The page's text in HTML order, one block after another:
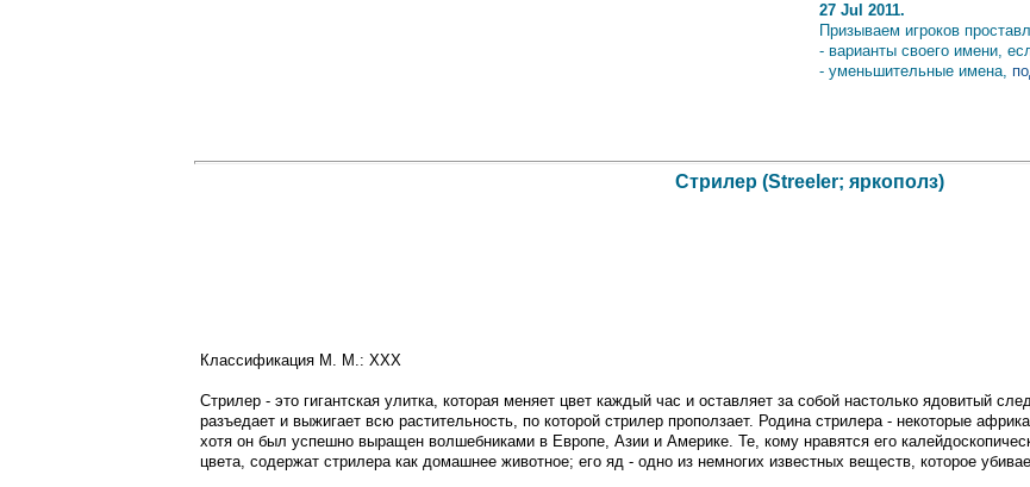
27 Jul 2011.
Призываем игроков
- варианты своего имени,
- уменьшительные имена,
Стрилер (Streeler; яркополз)
Классификация М. М.: XXX
Стрилер - это гигантская улитка, которая меняет цвет каждый час и оставляет за собой настолько ядовитый
разъедает и выжигает всю растительность, по которой стрилер проползает. Родина стрилера - некоторые
хотя он был успешно выращен волшебниками в Европе, Азии и Америке. Те, кому нравятся его
цвета, содержат стрилера как домашнее животное; его яд - одно из немногих известных веществ, которое